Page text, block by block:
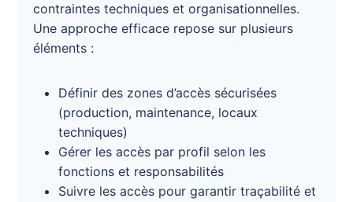
contraintes techniques et organisationnelles.
Une approche efficace repose sur plusieurs
éléments :
Définir des zones d’accès sécurisées
(production, maintenance, locaux
techniques)
Gérer les accès par profil selon les
fonctions et responsabilités
Suivre les accès pour garantir traçabilité et